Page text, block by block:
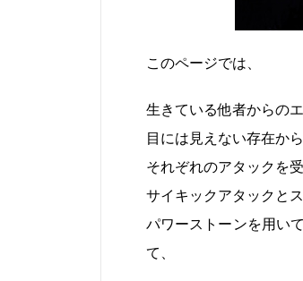
このページでは、
生きている他者からの
目には見えない存在か
それぞれのアタックを
サイキックアタックと
パワーストーンを用い
て、